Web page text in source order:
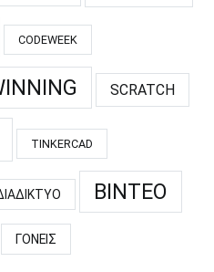
CODEWEEK
SCRATCH
TINKERCAD
ΒΊΝΤΕΟ
ΓΟΝΕΊΣ